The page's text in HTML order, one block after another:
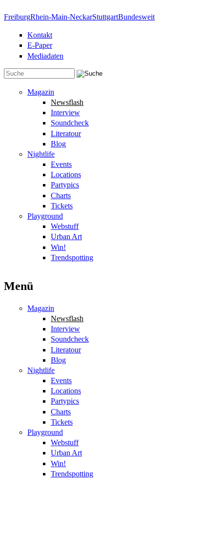
FreiburgRhein-Main-NeckarStuttgartBundesweit
Kontakt
E-Paper
Mediadaten
Magazin
Newsflash
Interview
Soundcheck
Literatour
Blog
Nightlife
Events
Locations
Partypics
Charts
Tickets
Playground
Webstuff
Urban Art
Win!
Trendspotting
Menü
Magazin
Newsflash
Interview
Soundcheck
Literatour
Blog
Nightlife
Events
Locations
Partypics
Charts
Tickets
Playground
Webstuff
Urban Art
Win!
Trendspotting